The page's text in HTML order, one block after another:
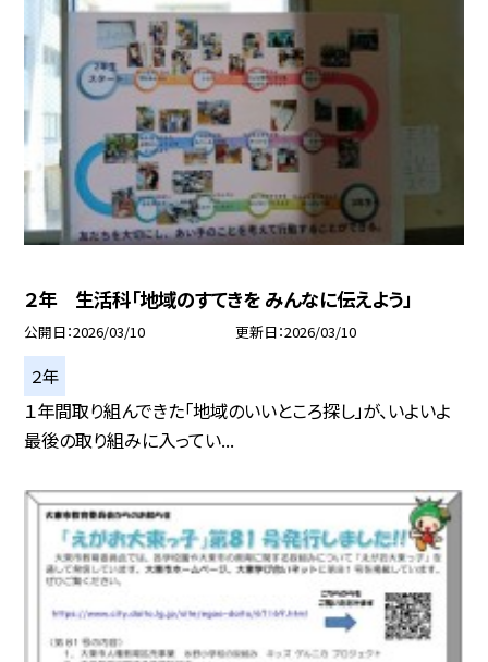
２年 生活科「地域のすてきを みんなに伝えよう」
公開日 2026/03/10 更新日 2026/03/10
２年
１年間取り組んできた「地域のいいところ探し」が、いよいよ
最後の取り組みに入ってい...